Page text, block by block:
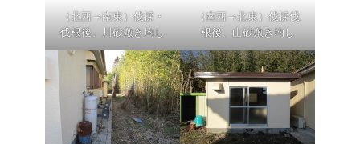
（北西→南東）伐採・
伐根後、川砂敷き均し
（南西→北東）伐採伐
根後、山砂敷き均し